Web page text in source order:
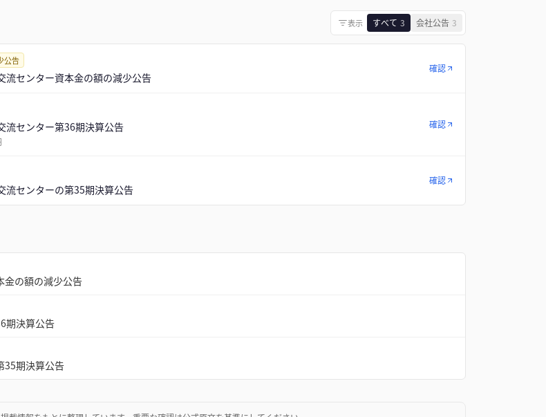
表示 すべて 3 会社公告 3
公告
流センター資本金の額の減少公告
確認
流センター第36期決算公告 確認
流センターの第35期決算公告
確認
金の額の減少公告
期決算公告
35期決算公告